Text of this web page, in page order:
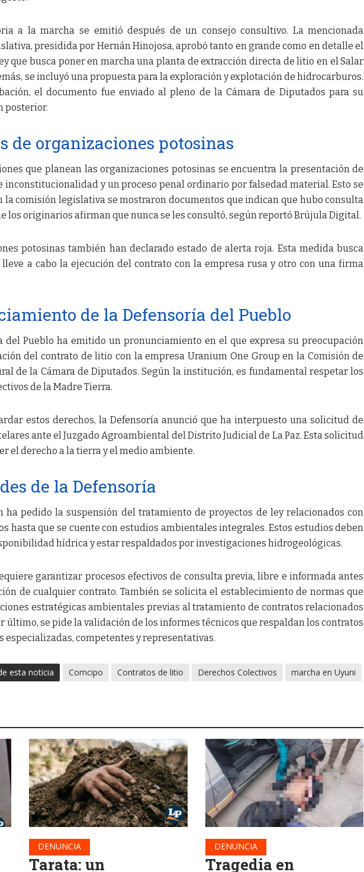
a la marcha se emitió después de un consejo consultivo. La mencionada
presidida por Hernán Hinojosa, aprobó tanto en grande como en detalle el
que busca poner en marcha una planta de extracción directa de litio en el Salar
se incluyó una propuesta para la exploración y explotación de hidrocarburos.
el documento fue enviado al pleno de la Cámara de Diputados para su
posterior.
de organizaciones potosinas
que planean las organizaciones potosinas se encuentra la presentación de
inconstitucionalidad y un proceso penal ordinario por falsedad material. Esto se
la comisión legislativa se mostraron documentos que indican que hubo consulta
los originarios afirman que nunca se les consultó, según reportó Brújula Digital.
potosinas también han declarado estado de alerta roja. Esta medida busca
a cabo la ejecución del contrato con la empresa rusa y otro con una firma
de la Defensoría del Pueblo
del Pueblo ha emitido un pronunciamiento en el que expresa su preocupación
del contrato de litio con la empresa Uranium One Group en la Comisión de
de la Cámara de Diputados. Según la institución, es fundamental respetar los
de la Madre Tierra.
estos derechos, la Defensoría anunció que ha interpuesto una solicitud de
ante el Juzgado Agroambiental del Distrito Judicial de La Paz. Esta solicitud
el derecho a la tierra y el medio ambiente.
de la Defensoría
ha pedido la suspensión del tratamiento de proyectos de ley relacionados con
hasta que se cuente con estudios ambientales integrales. Estos estudios deben
hídrica y estar respaldados por investigaciones hidrogeológicas.
garantizar procesos efectivos de consulta previa, libre e informada antes
de cualquier contrato. También se solicita el establecimiento de normas que
estratégicas ambientales previas al tratamiento de contratos relacionados
último, se pide la validación de los informes técnicos que respaldan los contratos
especializadas, competentes y representativas.
esta noticia Comcipo Contratos de litio Derechos Colectivos marcha en Uyuni
DENUNCIA
Tarata: un
DENUNCIA
Tragedia en